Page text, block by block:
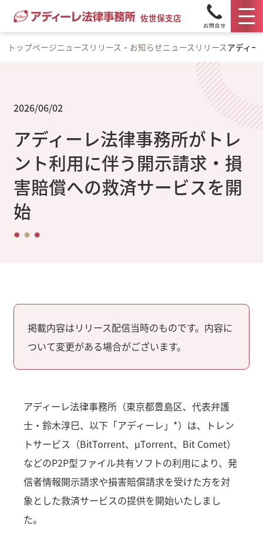
佐世保支店
トップページニュースリリース・お知らせニュースリリース アディ
2026/06/02
アディーレ法律事務所がトレ
ント利用に伴う開示請求・損
害賠償への救済サービスを開
始
掲載内容はリリース配信当時のものです。内容に
ついて変更がある場合がございます。
アディーレ法律事務所（東京都豊島区、代表弁護
士・鈴木淳巳、以下「アディーレ」*）は、トレン
トサービス（BitTorrent、μTorrent、Bit Comet）
などのP2P型ファイル共有ソフトの利用により、発
信者情報開示請求や損害賠償請求を受けた方を対
象とした救済サービスの提供を開始いたしまし
た。